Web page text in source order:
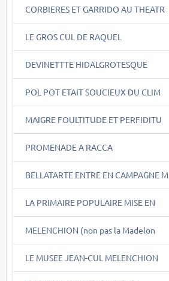
CORBIERES ET GARRIDO AU THEATR
LE GROS CUL DE RAQUEL
DEVINETTTE HIDALGROTESQUE
POL POT ETAIT SOUCIEUX DU CLIM
MAIGRE FOULTITUDE ET PERFIDITU
PROMENADE A RACCA
BELLATARTE ENTRE EN CAMPAGNE M
LA PRIMAIRE POPULAIRE MISE EN
MELENCHION (non pas la Madelon
LE MUSEE JEAN-CUL MELENCHION